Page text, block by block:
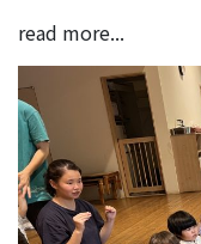
read more...